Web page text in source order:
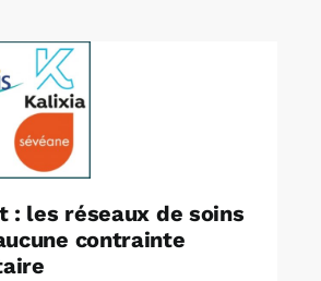
: les réseaux de soins
contrainte